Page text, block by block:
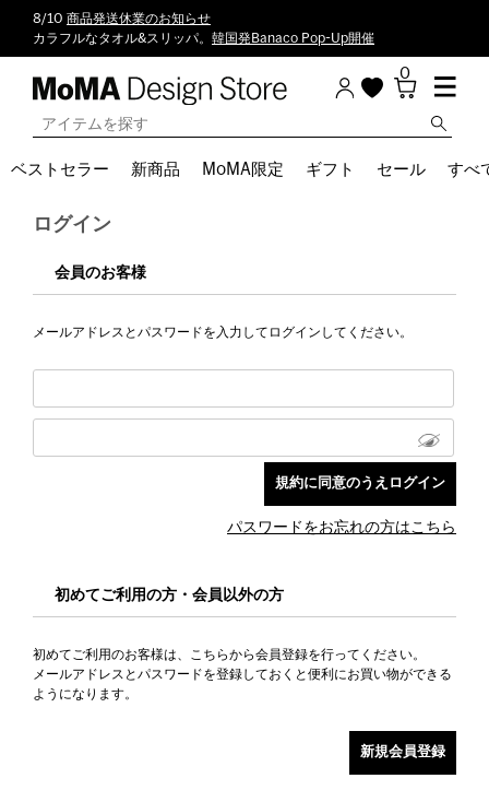
8/10 商品発送休業のお知らせ
カラフルなタオル&スリッパ。 韓国発Banaco Pop-Up開催
0
ベストセラー 新商品 MoMA限定 ギフト セール すべ
ログイン
会員のお客様
メールアドレスとパスワードを入力してログインしてください。
パスワードをお忘れの方はこちら
初めてご利用の方・会員以外の方
初めてご利用のお客様は、こちらから会員登録を行ってください。
メールアドレスとパスワードを登録しておくと便利にお買い物ができる
ようになります。